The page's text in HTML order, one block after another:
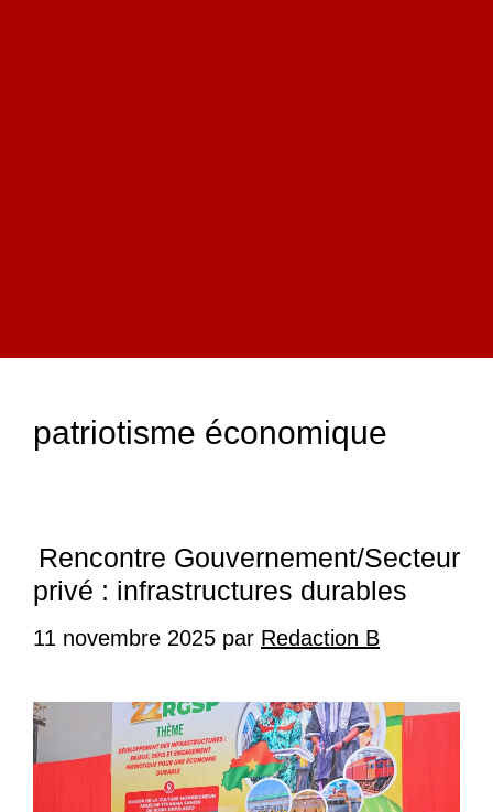
patriotisme économique
Rencontre Gouvernement/Secteur
privé : infrastructures durables
11 novembre 2025 par Redaction B